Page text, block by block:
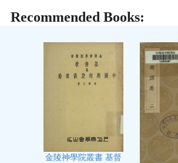
Recommended Books:
金陵神學院叢書 基督